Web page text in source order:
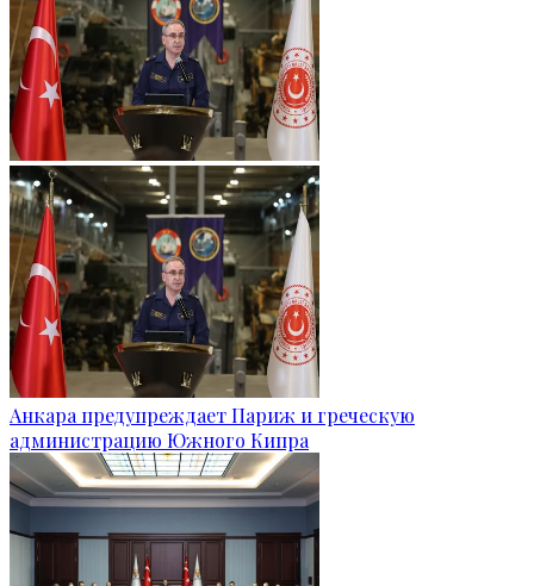
Анкара предупреждает Париж и греческую
администрацию Южного Кипра